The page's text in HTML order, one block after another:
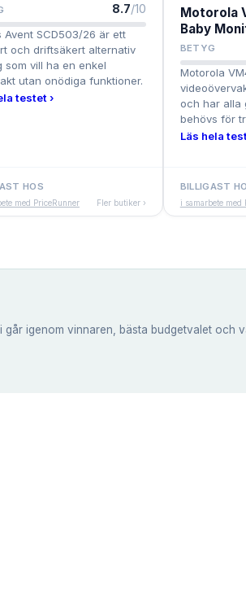
8.7/10
Avent SCD503/26 är ett
och driftsäkert alternativ
som vill ha en enkel
utan onödiga funktioner.
testet ›
HOS
med PriceRunner Fler butiker ›
Motorola
Baby
BETYG
Motorola
och har alla
behövs för
Läs hela
BILLIGAST
i samarbete med
igenom vinnaren, bästa budgetvalet och